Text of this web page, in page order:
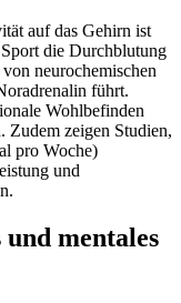
auf das Gehirn ist
die Durchblutung
neurochemischen
führt.
Wohlbefinden
Zudem zeigen Studien,
pro Woche)
und
mentales